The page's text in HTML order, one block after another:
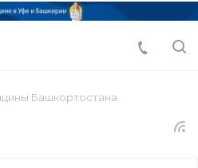
Башкортостана